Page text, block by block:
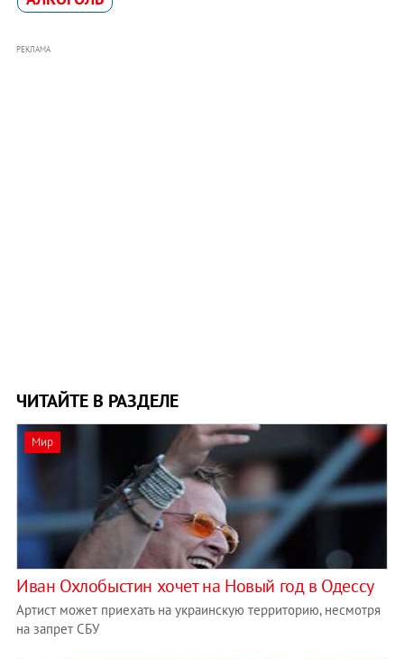
РЕКЛАМА
ЧИТАЙТЕ В РАЗДЕЛЕ
Мир
Иван Охлобыстин хочет на Новый год в Одессу
Артист может приехать на украинскую территорию, несмотря
на запрет СБУ